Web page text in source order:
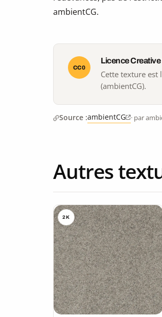
ambientCG.
CC0
Licence
Cette texture
(ambientCG).
Source :ambientCG · par
Autres
2K